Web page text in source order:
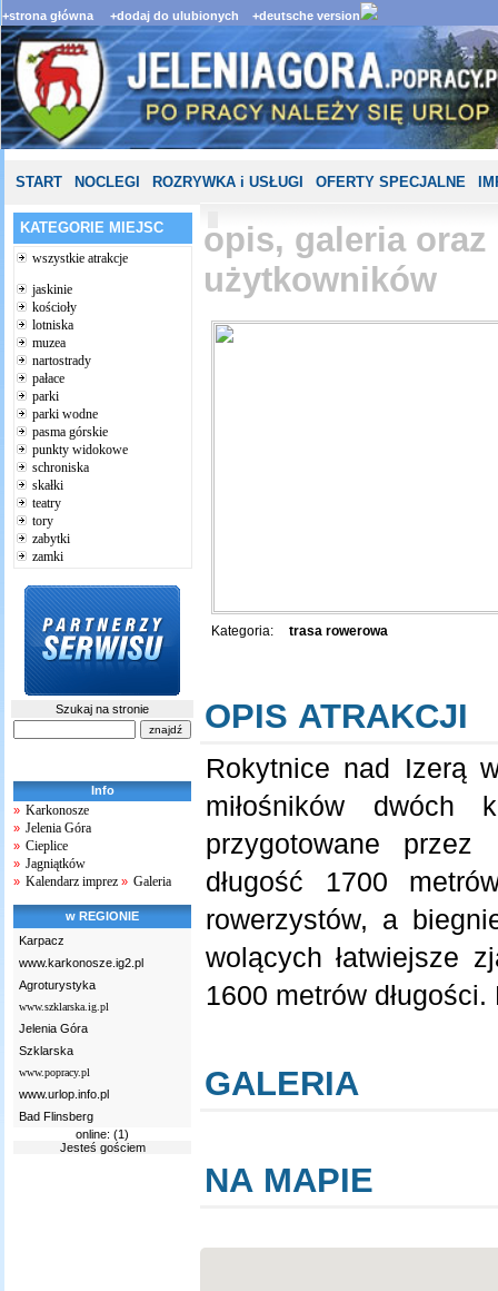
+strona główna +dodaj do ulubionych +deutsche version
START NOCLEGI ROZRYWKA i USŁUGI OFERTY SPECJALNE
KATEGORIE MIEJSC
wszystkie atrakcje
jaskinie
kościoły
lotniska
muzea
nartostrady
pałace
parki
parki wodne
pasma górskie
punkty widokowe
schroniska
skałki
teatry
tory
zabytki
zamki
Szukaj na stronie
Info
» Karkonosze
» Jelenia Góra
» Cieplice
» Jagniątków
» Kalendarz imprez » Galeria
w REGIONIE
Karpacz
www.karkonosze.ig2.pl
Agroturystyka
www.szklarska.ig.pl
Jelenia Góra
Szklarska
www.popracy.pl
www.urlop.info.pl
Bad Flinsberg
online: (1)
Jesteś gościem
opis, galeria oraz
użytkowników
Kategoria: trasa rowerowa
OPIS ATRAKCJI
Rokytnice nad Izerą
miłośników dwóch
przygotowane
długość 1700
rowerzystów, a
wolących łatwiejsze
1600 metrów
GALERIA
NA MAPIE